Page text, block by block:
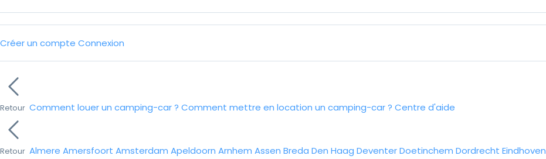
Créer un compte Connexion
Retour Comment louer un camping-car ? Comment mettre en location un camping-car ? Centre d'aide
Retour Almere Amersfoort Amsterdam Apeldoorn Arnhem Assen Breda Den Haag DeventerDoetinchem Dordrecht Eindhoven